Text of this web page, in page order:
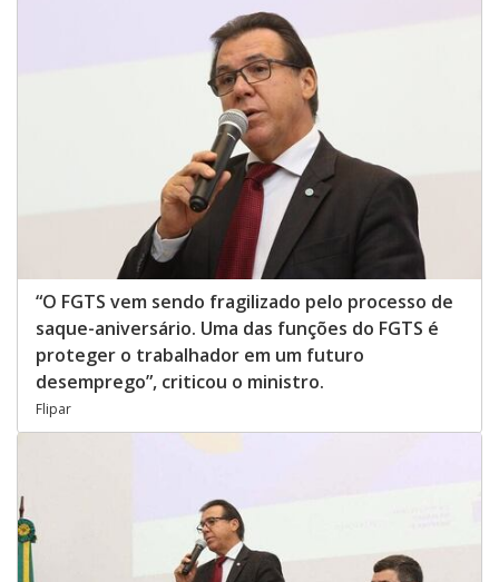
“O FGTS vem sendo fragilizado pelo processo de
saque-aniversário. Uma das funções do FGTS é
proteger o trabalhador em um futuro
desemprego”, criticou o ministro.
Flipar